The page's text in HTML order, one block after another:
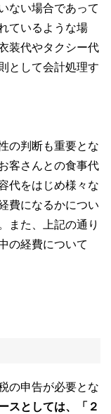
ない場合であって
ているような場
装代やタクシー代
として会計処理す
の判断も重要とな
客さんとの食事代
代をはじめ様々な
費になるかについ
また、上記の通り
の経費について
の申告が必要とな
スとしては、「２